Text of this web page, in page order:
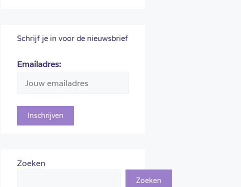
Schrijf je in voor de nieuwsbrief
Emailadres:
Zoeken
Zoeken